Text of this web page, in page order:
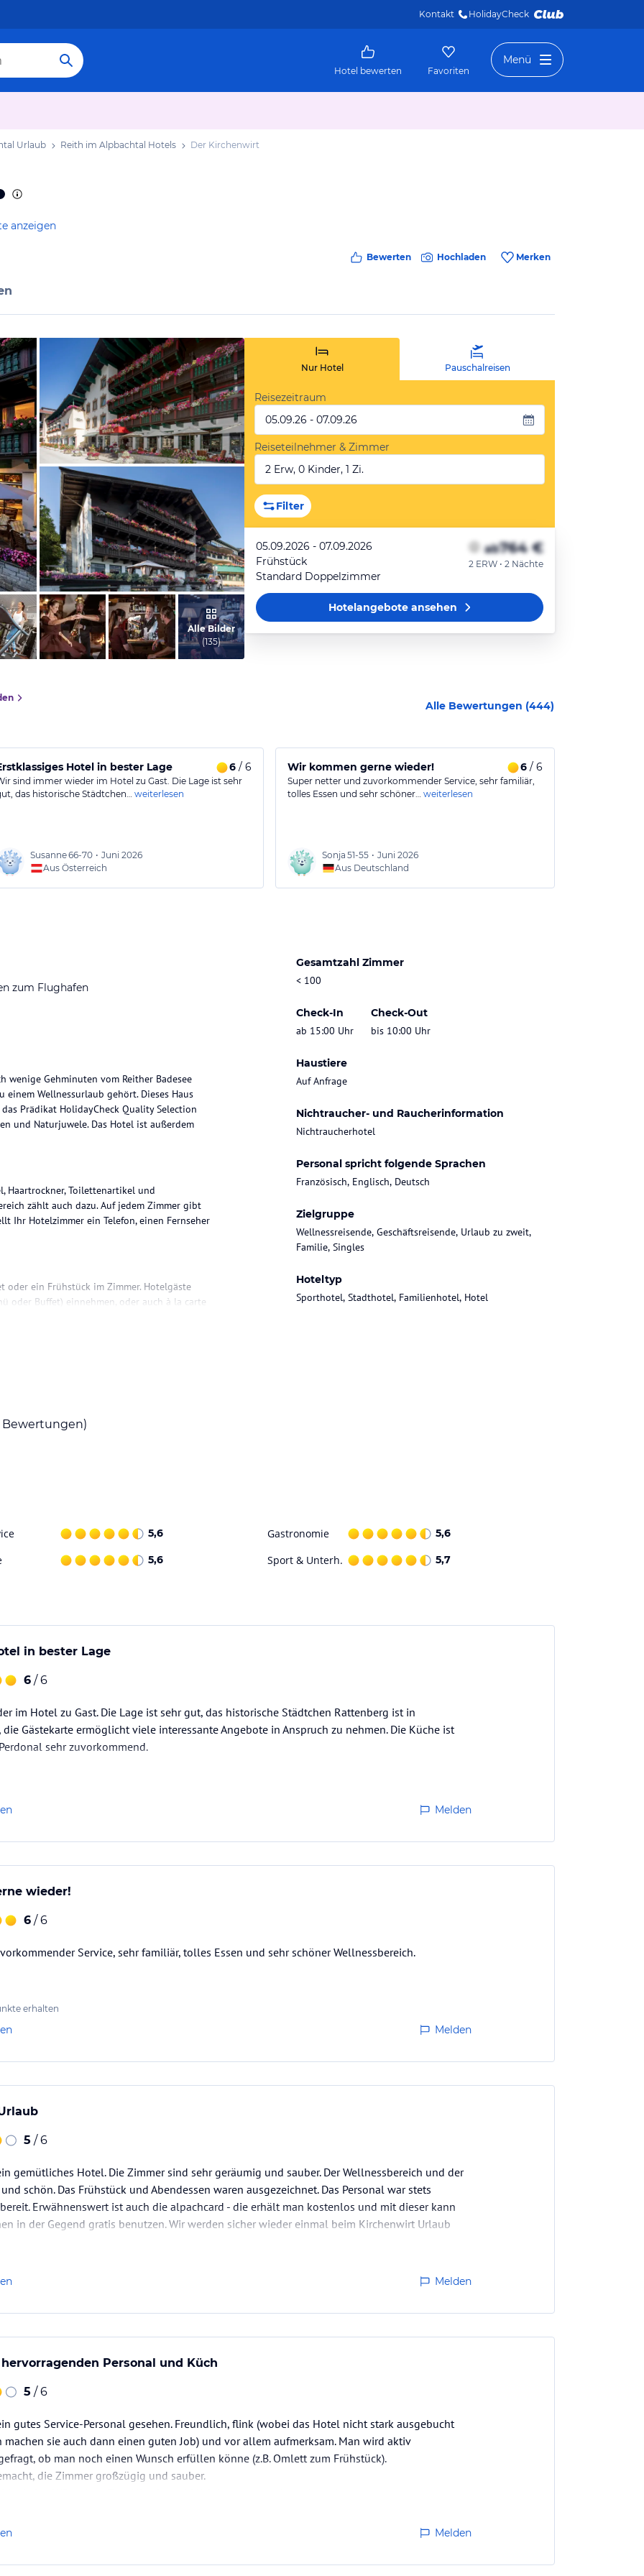
Kontakt HolidayCheck
Hotel bewerten Favoriten
Menü
Urlaub Reith im Alpbachtal Hotels Der Kirchenwirt
anzeigen
Bewerten Hochladen Merken
vom Hotelier, Juni 2018
vom Hotelier, Juni 2018
Alle Bilder
(135)
Nur Hotel Pauschalreisen
Reisezeitraum
05.09.26 - 07.09.26
Reiseteilnehmer & Zimmer
2 Erw, 0 Kinder, 1 Zi.
Filter
05.09.2026 - 07.09.2026
Frühstück
Standard Doppelzimmer
ab764 €
2 ERW • 2 Nächte
Hotelangeboteansehen
Alle Bewertungen (444)
Hotel in bester Lage 6/ 6
sind immer wieder im Hotel zu Gast. Die Lage ist sehr
das historische Städtchen… weiterlesen
Susanne66-70 • Juni 2026
Aus Österreich
Wir kommen gerne wieder! 6/ 6
Super netter und zuvorkommender Service, sehr familiär,
tolles Essen und sehr schöner… weiterlesen
Sonja 51-55 • Juni 2026
Aus Deutschland
zum Flughafen
Gesamtzahl Zimmer
< 100
Check-In
ab 15:00 Uhr
Check-Out
bis 10:00 Uhr
Haustiere
Auf Anfrage
Nichtraucher- und Raucherinformation
Nichtraucherhotel
Personal spricht folgende Sprachen
Französisch, Englisch, Deutsch
Zielgruppe
Wellnessreisende, Geschäftsreisende, Urlaub zu zweit,
Familie, Singles
Hoteltyp
Sporthotel, Stadthotel, Familienhotel, Hotel
Gehminuten vom Reither Badesee
Wellnessurlaub gehört. Dieses Haus
Prädikat HolidayCheck Quality Selection
und Naturjuwele. Das Hotel ist außerdem
Haartrockner, Toilettenartikel und
zählt auch dazu. Auf jedem Zimmer gibt
Ihr Hotelzimmer ein Telefon, einen Fernseher
ein Frühstück im Zimmer. Hotelgäste
oder Buffet) einnehmen, oder auch à la carte
vieles mehr.
sowie ein Tagungsraum
Für die Benutzung des Hotelparkplatzes
zum Bahnhof Brixlegg oder Jenbach.
Alle Angaben ohne
Bewertungen)
5,6 Gastronomie 5,6
5,6 Sport & Unterh. 5,7
in bester Lage
6 / 6
im Hotel zu Gast. Die Lage ist sehr gut, das historische Städtchen Rattenberg ist in
Gästekarte ermöglicht viele interessante Angebote in Anspruch zu nehmen. Die Küche ist
sehr zuvorkommend.
Melden
wieder!
6 / 6
Service, sehr familiär, tolles Essen und sehr schöner Wellnessbereich.
erhalten
Melden
5 / 6
gemütliches Hotel. Die Zimmer sind sehr geräumig und sauber. Der Wellnessbereich und der
schön. Das Frühstück und Abendessen waren ausgezeichnet. Das Personal war stets
Erwähnenswert ist auch die alpachcard - die erhält man kostenlos und mit dieser kann
in der Gegend gratis benutzen. Wir werden sicher wieder einmal beim Kirchenwirt Urlaub
Melden
Personal und Küch
5 / 6
gutes Service-Personal gesehen. Freundlich, flink (wobei das Hotel nicht stark ausgebucht
machen sie auch dann einen guten Job) und vor allem aufmerksam. Man wird aktiv
ob man noch einen Wunsch erfüllen könne (z.B. Omlett zum Frühstück).
die Zimmer großzügig und sauber.
Melden